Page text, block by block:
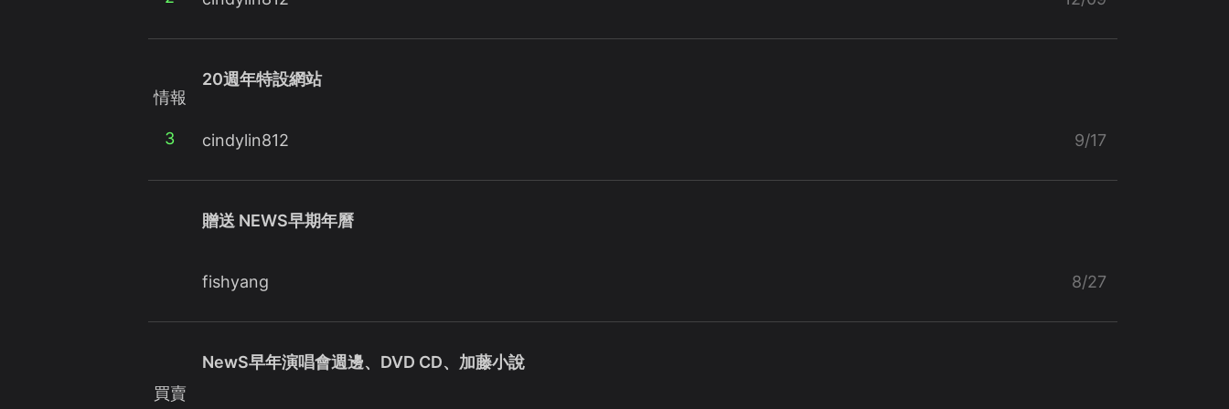
情報
3
20週年特設網站
cindylin812 9/17
贈送 NEWS早期年曆
fishyang 8/27
買賣
NewS早年演唱會週邊、DVD CD、加藤小說